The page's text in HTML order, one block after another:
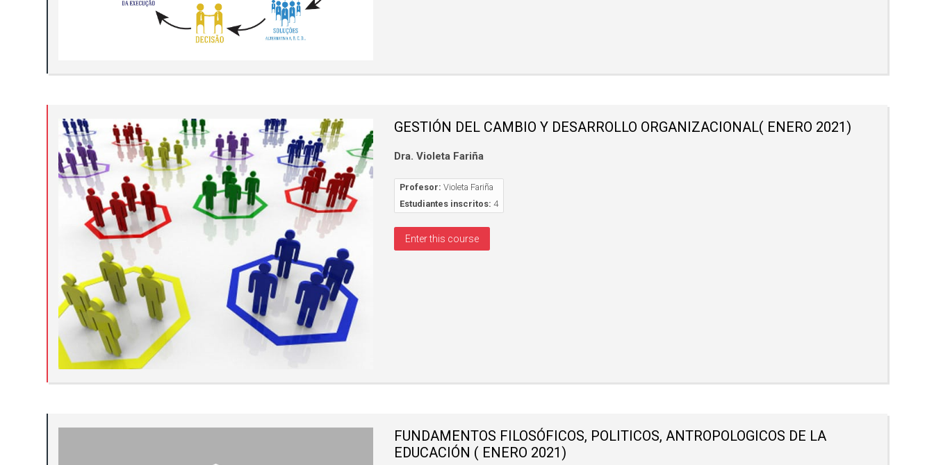
GESTIÓN DEL CAMBIO Y DESARROLLO ORGANIZACIONAL( ENERO 2021)
Dra. Violeta Fariña
Profesor: Violeta Fariña
Estudiantes inscritos: 4
Enter this course
FUNDAMENTOS FILOSÓFICOS, POLITICOS, ANTROPOLOGICOS DE LA
EDUCACIÓN ( ENERO 2021)